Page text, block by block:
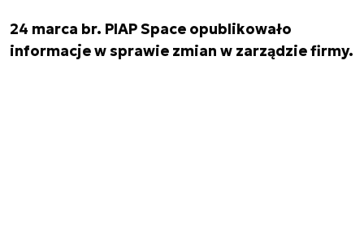
24 marca br. PIAP Space opublikowało
informacje w sprawie zmian w zarządzie firmy.